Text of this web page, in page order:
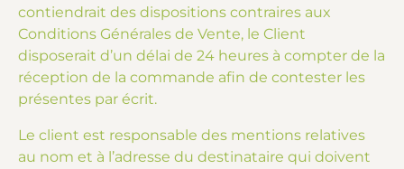
contiendrait des dispositions contraires aux
Conditions Générales de Vente, le Client
disposerait d’un délai de 24 heures à compter de la
réception de la commande afin de contester les
présentes par écrit.
Le client est responsable des mentions relatives
au nom et à l’adresse du destinataire qui doivent